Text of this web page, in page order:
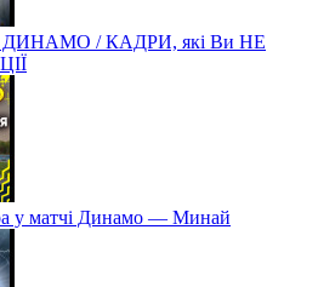
/ КАДРИ, які Ви НЕ
матчі Динамо — Минай